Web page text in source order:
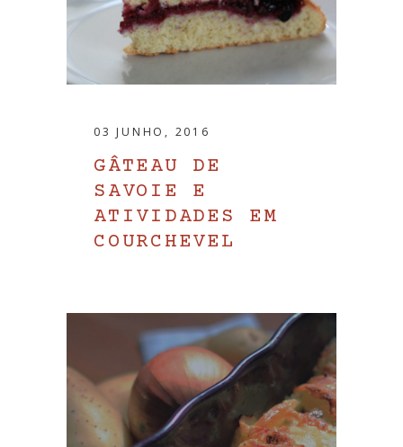
03 JUNHO, 2016
GÂTEAU DE
SAVOIE E
ATIVIDADES EM
COURCHEVEL